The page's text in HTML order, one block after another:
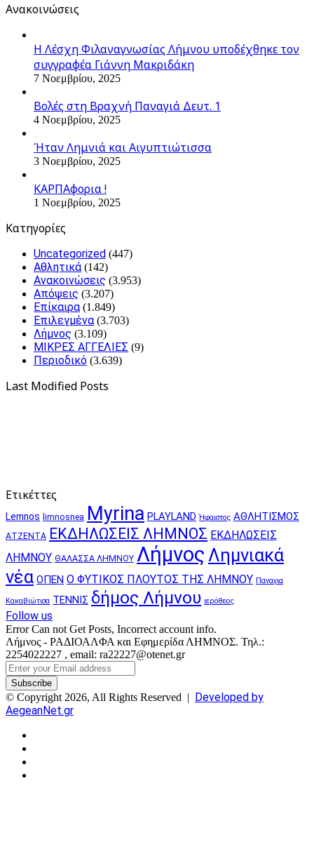
Ανακοινώσεις
Η Λέσχη Φιλαναγνωσίας Λήμνου υποδέχθηκε τον
συγγραφέα Γιάννη Μακριδάκη
7 Νοεμβρίου, 2025
Βολές στη Βραχνή Παναγιά Δευτ. 1
4 Νοεμβρίου, 2025
Ήταν Λημνιά και Αιγυπτιώτισσα
3 Νοεμβρίου, 2025
ΚΑΡΠΑφορια !
1 Νοεμβρίου, 2025
Kατηγορίες
Uncategorized (447)
Αθλητικά (142)
Ανακοινώσεις (3.953)
Απόψεις (3.207)
Επίκαιρα (1.849)
Επιλεγμένα (3.703)
Λήμνος (3.109)
ΜΙΚΡΕΣ ΑΓΓΕΛΙΕΣ (9)
Περιοδικό (3.639)
Last Modified Posts
Ετικέττες
Lemnos limnosnea Myrina PLAYLAND Ήφαιστος ΑΘΛΗΤΙΣΜΟΣ
ΑΤΖΕΝΤΑ ΕΚΔΗΛΩΣΕΙΣ ΛΗΜΝΟΣ ΕΚΔΗΛΩΣΕΙΣ
ΛΗΜΝΟΥ ΘΑΛΑΣΣΑ ΛΗΜΝΟΥ Λήμνος Λημνιακά
νέα ΟΠΕΝ Ο ΦΥΤΙΚΟΣ ΠΛΟΥΤΟΣ ΤΗΣ ΛΗΜΝΟΥ Παναγια
Κακαβιώτισα ΤΕΝΝΙΣ δήμος Λήμνου ιερόθεος
Follow us
Error Can not Get Posts, Incorrect account info.
Λήμνος - ΡΑΔΙΟΑΛΦΑ και Εφημερίδα ΛΗΜΝΟΣ. Τηλ.:
2254022227 , email: ra22227@otenet.gr
Enter
your
Email
address
© Copyright 2026, All Rights Reserved | Developed by
AegeanNet.gr